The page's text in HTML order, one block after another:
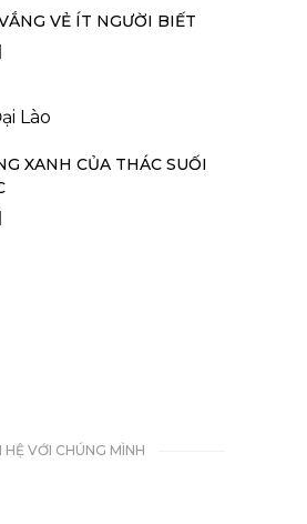
VẺ ÍT NGƯỜI BIẾT
XANH CỦA THÁC SUỐI
HỆ VỚI CHÚNG MÌNH